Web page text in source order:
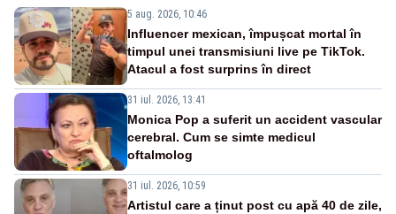
5 aug. 2026, 10:46
Influencer mexican, împușcat mortal în
timpul unei transmisiuni live pe TikTok.
Atacul a fost surprins în direct
31 iul. 2026, 13:41
Monica Pop a suferit un accident vascular
cerebral. Cum se simte medicul
oftalmolog
31 iul. 2026, 10:59
Artistul care a ținut post cu apă 40 de zile,